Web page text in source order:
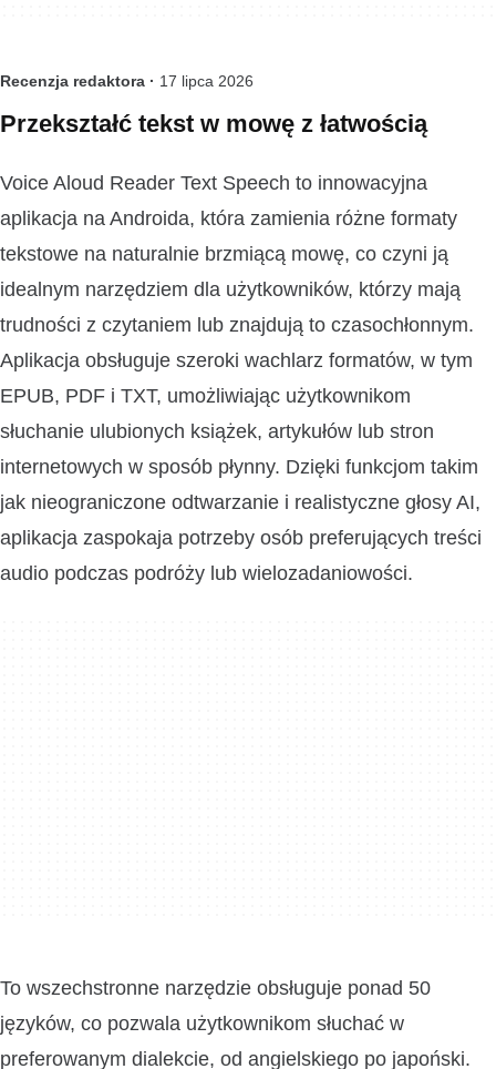
Recenzja redaktora · 17 lipca 2026
Przekształć tekst w mowę z łatwością
Voice Aloud Reader Text Speech to innowacyjna
aplikacja na Androida, która zamienia różne formaty
tekstowe na naturalnie brzmiącą mowę, co czyni ją
idealnym narzędziem dla użytkowników, którzy mają
trudności z czytaniem lub znajdują to czasochłonnym.
Aplikacja obsługuje szeroki wachlarz formatów, w tym
EPUB, PDF i TXT, umożliwiając użytkownikom
słuchanie ulubionych książek, artykułów lub stron
internetowych w sposób płynny. Dzięki funkcjom takim
jak nieograniczone odtwarzanie i realistyczne głosy AI,
aplikacja zaspokaja potrzeby osób preferujących treści
audio podczas podróży lub wielozadaniowości.
To wszechstronne narzędzie obsługuje ponad 50
języków, co pozwala użytkownikom słuchać w
preferowanym dialekcie, od angielskiego po japoński.